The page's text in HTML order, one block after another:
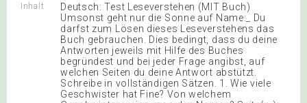
Inhalt
Deutsch: Test Leseverstehen (MIT Buch)
Umsonst geht nur die Sonne auf Name:_ Du
darfst zum Lösen dieses Leseverstehens das
Buch gebrauchen. Dies bedingt, dass du deine
Antworten jeweils mit Hilfe des Buches
begründest und bei jeder Frage angibst, auf
welchen Seiten du deine Antwort abstützt.
Schreibe in vollständigen Sätzen. 1. Wie viele
Geschwister hat Fine? Von welchem